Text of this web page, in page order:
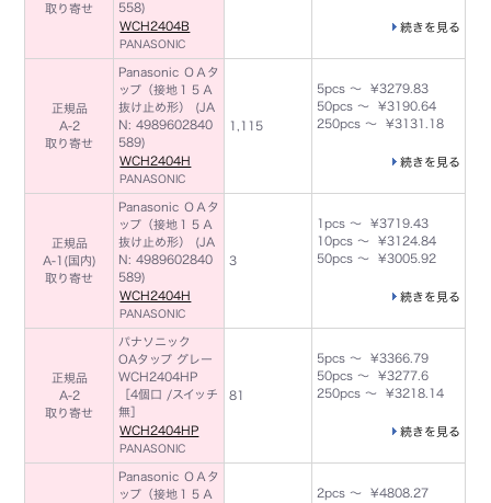
取り寄せ
558)
WCH2404B
PANASONIC
続きを見る
正規品
A-2
取り寄せ
Panasonic ＯＡタ
ップ（接地１５Ａ
抜け止め形） (JA
N: 4989602840
589)
WCH2404H
PANASONIC
1,115
5pcs ～ ¥3279.83
50pcs ～ ¥3190.64
250pcs ～ ¥3131.18
続きを見る
正規品
A-1(国内)
取り寄せ
Panasonic ＯＡタ
ップ（接地１５Ａ
抜け止め形） (JA
N: 4989602840
589)
WCH2404H
PANASONIC
3
1pcs ～ ¥3719.43
10pcs ～ ¥3124.84
50pcs ～ ¥3005.92
続きを見る
正規品
A-2
取り寄せ
パナソニック
OAタップ グレー
WCH2404HP
［4個口 /スイッチ
無］
WCH2404HP
PANASONIC
81
5pcs ～ ¥3366.79
50pcs ～ ¥3277.6
250pcs ～ ¥3218.14
続きを見る
Panasonic ＯＡタ
ップ（接地１５Ａ
2pcs ～ ¥4808.27